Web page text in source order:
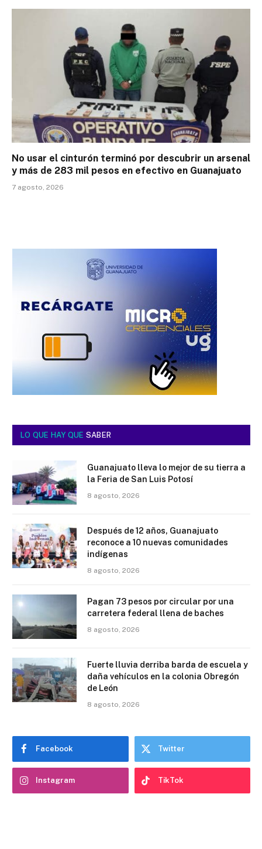
No usar el cinturón terminó por descubrir un arsenal
y más de 283 mil pesos en efectivo en Guanajuato
7 agosto, 2026
LO QUE HAY QUE SABER
Guanajuato lleva lo mejor de su tierra a
la Feria de San Luis Potosí
8 agosto, 2026
Después de 12 años, Guanajuato
reconoce a 10 nuevas comunidades
indígenas
8 agosto, 2026
Pagan 73 pesos por circular por una
carretera federal llena de baches
8 agosto, 2026
Fuerte lluvia derriba barda de escuela y
daña vehículos en la colonia Obregón
de León
8 agosto, 2026
Facebook Twitter
Instagram TikTok